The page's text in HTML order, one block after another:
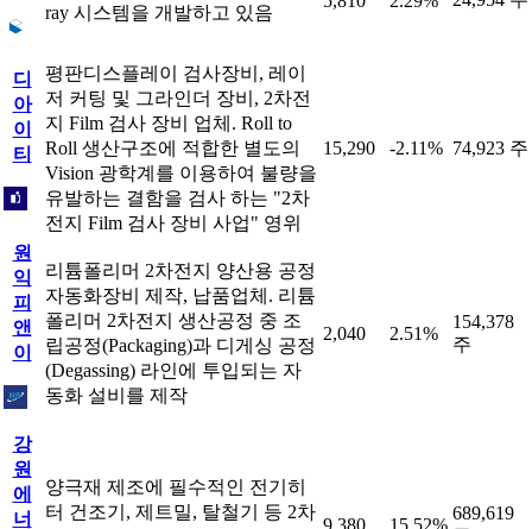
ray 시스템을 개발하고 있음
디
아
이
티
평판디스플레이 검사장비, 레이
저 커팅 및 그라인더 장비, 2차전
지 Film 검사 장비 업체. Roll to
Roll 생산구조에 적합한 별도의
Vision 광학계를 이용하여 불량을
유발하는 결함을 검사 하는 "2차
전지 Film 검사 장비 사업" 영위
15,290 -2.11% 74,923 주
원
익
피
앤
이
리튬폴리머 2차전지 양산용 공정
자동화장비 제작, 납품업체. 리튬
폴리머 2차전지 생산공정 중 조
립공정(Packaging)과 디게싱 공정
(Degassing) 라인에 투입되는 자
동화 설비를 제작
2,040 2.51%
154,378
주
강
원
에
너
양극재 제조에 필수적인 전기히
터 건조기, 제트밀, 탈철기 등 2차
9,380 15.52%
689,619